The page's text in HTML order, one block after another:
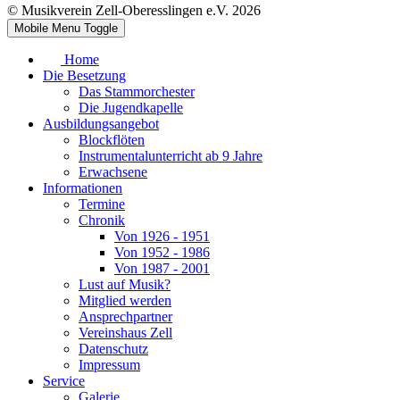
© Musikverein Zell-Oberesslingen e.V. 2026
Mobile Menu Toggle
Home
Die Besetzung
Das Stammorchester
Die Jugendkapelle
Ausbildungsangebot
Blockflöten
Instrumentalunterricht ab 9 Jahre
Erwachsene
Informationen
Termine
Chronik
Von 1926 - 1951
Von 1952 - 1986
Von 1987 - 2001
Lust auf Musik?
Mitglied werden
Ansprechpartner
Vereinshaus Zell
Datenschutz
Impressum
Service
Galerie